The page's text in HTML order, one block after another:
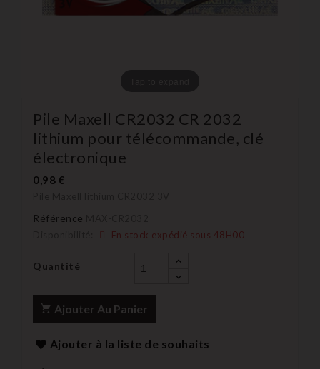
Pile Maxell CR2032 CR 2032
lithium pour télécommande, clé
électronique
0,98 €
Référence
En stock expédié sous 48H00
Quantité
Ajouter Au Panier
Ajouter à la liste de souhaits